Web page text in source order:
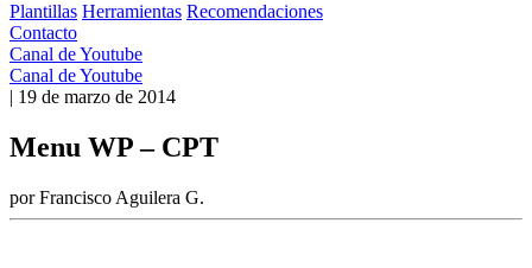
Plantillas Herramientas Recomendaciones
Contacto
Canal de Youtube
Canal de Youtube
| 19 de marzo de 2014
Menu WP – CPT
por Francisco Aguilera G.